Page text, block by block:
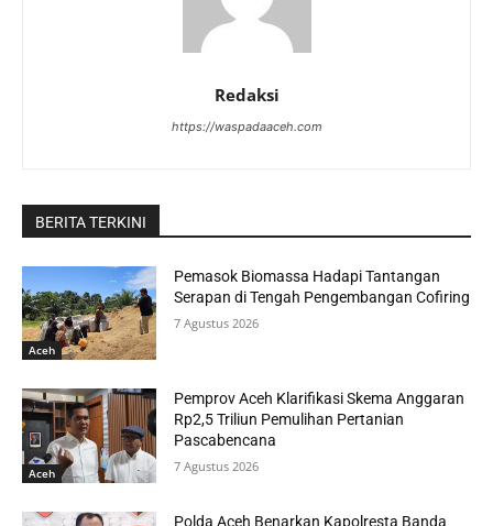
Redaksi
https://waspadaaceh.com
BERITA TERKINI
Aceh
Pemasok Biomassa Hadapi Tantangan
Serapan di Tengah Pengembangan Cofiring
7 Agustus 2026
Aceh
Pemprov Aceh Klarifikasi Skema Anggaran
Rp2,5 Triliun Pemulihan Pertanian
Pascabencana
7 Agustus 2026
Polda Aceh Benarkan Kapolresta Banda